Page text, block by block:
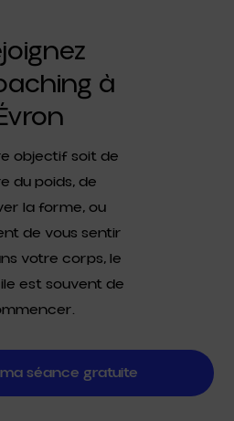
à
objectif soit de
du poids, de
la forme, ou
de vous sentir
votre corps, le
est souvent de
séance gratuite